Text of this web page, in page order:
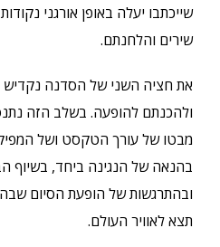
שייכתבו יעלה באופן אורגני
שירים והלחנתם.
את חציה השני של הסדנה נקדיש
ולהכנתם להופעה. בשלב הזה
מבטו של עורך הטקסט ושל המפיק
בהנאה של הנגינה ביחד, בשיוף
ובהתרגשות של הופעת הסיום
תצא לאוויר העולם.